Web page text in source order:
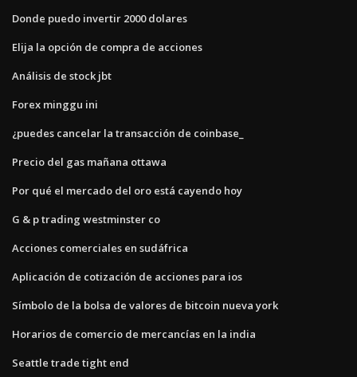
Donde puedo invertir 2000 dolares
Elija la opción de compra de acciones
Análisis de stock jbt
Forex minggu ini
¿puedes cancelar la transacción de coinbase_
Precio del gas mañana ottawa
Por qué el mercado del oro está cayendo hoy
G & p trading westminster co
Acciones comerciales en sudáfrica
Aplicación de cotización de acciones para ios
Símbolo de la bolsa de valores de bitcoin nueva york
Horarios de comercio de mercancías en la india
Seattle trade tight end